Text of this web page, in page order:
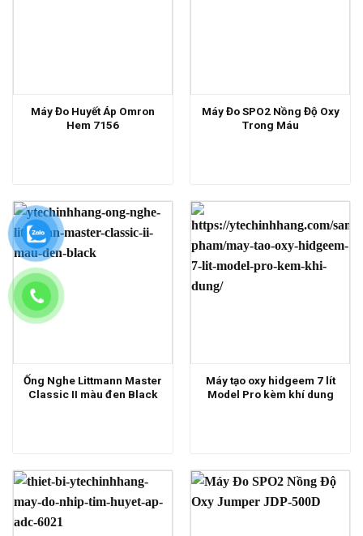
Máy Đo Huyết Áp Omron
Hem 7156
Máy Đo SPO2 Nồng Độ Oxy
Trong Máu
Ống Nghe Littmann Master
Classic II màu đen Black
Máy tạo oxy hidgeem 7 lít
Model Pro kèm khí dung